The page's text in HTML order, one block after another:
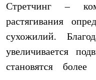
Стретчинг –
растягивания
сухожилий.
увеличивается
становятся